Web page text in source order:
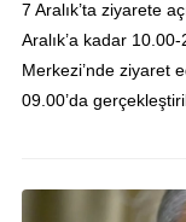
7 Aralık’ta ziyarete
Aralık’a kadar
Merkezi’nde ziyaret
09.00’da